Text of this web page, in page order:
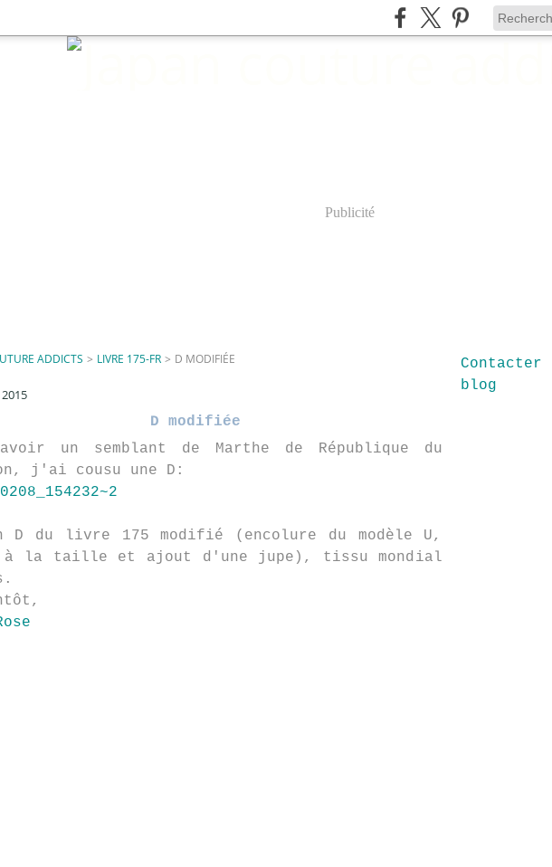
Publicité
ADDICTS > LIVRE 175-FR > D MODIFIÉE
D modifiée
un semblant de Marthe de République du
j'ai cousu une D:
D du livre 175 modifié (encolure du modèle U,
à la taille et ajout d'une jupe), tissu mondial
blog